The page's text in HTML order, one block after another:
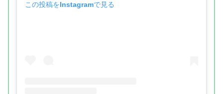
この投稿をInstagramで見る